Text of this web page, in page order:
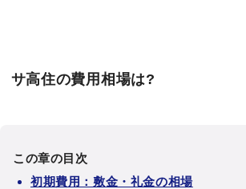
サ高住の費用相場は?
この章の目次
初期費用：敷金・礼金の相場